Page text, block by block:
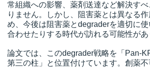
常組織への影響、薬剤送達など解決す
りません。しかし、阻害薬とは異なる
め、今後は阻害薬とdegraderを適切に
合わせたりする時代が訪れる可能性があ
論文では、このdegrader戦略を「Pan-
第三の柱」と位置付けています。創薬